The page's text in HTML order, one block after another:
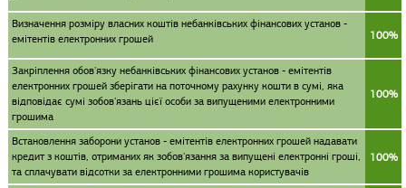
Визначення розміру власних коштів небанківських фінансових установ -
емітентів електронних грошей
100%
Закріплення обов'язку небанківських фінансових установ - емітентів
електронних грошей зберігати на поточному рахунку кошти в сумі, яка
відповідає сумі зобов'язань цієї особи за випущеними електронними
грошима
100%
Встановлення заборони установ - емітентів електронних грошей надавати
кредит з коштів, отриманих як зобов'язання за випущені електронні гроші,
та сплачувати відсотки за електронними грошима користувачів
100%